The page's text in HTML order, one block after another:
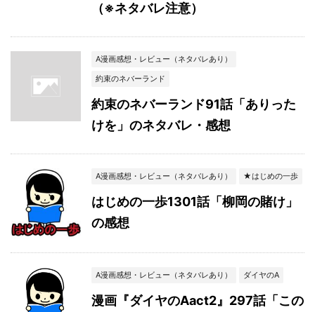
（※ネタバレ注意）
A漫画感想・レビュー（ネタバレあり）
約束のネバーランド
約束のネバーランド91話「ありった
けを」のネタバレ・感想
A漫画感想・レビュー（ネタバレあり） ★はじめの一歩
はじめの一歩1301話「柳岡の賭け」
の感想
A漫画感想・レビュー（ネタバレあり） ダイヤのA
漫画『ダイヤのAact2』297話「この